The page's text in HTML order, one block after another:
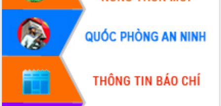
Chủ tịch UBND tỉnh Tạ Anh Tuấn thăm,
chúc mừng các bệnh viện nhân Ngày
Thầy thuốc Việt Nam
Rộn ràng lễ hội truyền thống Sông
nước Đà Nông lần thứ I năm 2026
Kỳ họp Chuyên đề lần thứ Năm, HĐND
tỉnh Đắk Lắk thông qua các nghị quyết
quan trọng
Thống nhất danh sách giới thiệu ứng
cử đại biểu Quốc hội khoá XVI và đại